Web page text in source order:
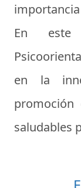
En
en la
promoción
saludables